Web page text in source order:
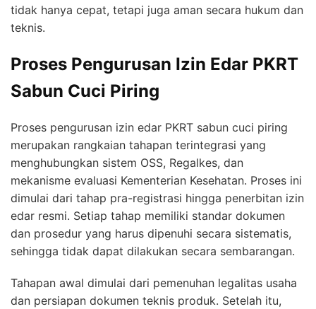
tidak hanya cepat, tetapi juga aman secara hukum dan
teknis.
Proses Pengurusan Izin Edar PKRT
Sabun Cuci Piring
Proses pengurusan izin edar PKRT sabun cuci piring
merupakan rangkaian tahapan terintegrasi yang
menghubungkan sistem OSS, Regalkes, dan
mekanisme evaluasi Kementerian Kesehatan. Proses ini
dimulai dari tahap pra-registrasi hingga penerbitan izin
edar resmi. Setiap tahap memiliki standar dokumen
dan prosedur yang harus dipenuhi secara sistematis,
sehingga tidak dapat dilakukan secara sembarangan.
Tahapan awal dimulai dari pemenuhan legalitas usaha
dan persiapan dokumen teknis produk. Setelah itu,